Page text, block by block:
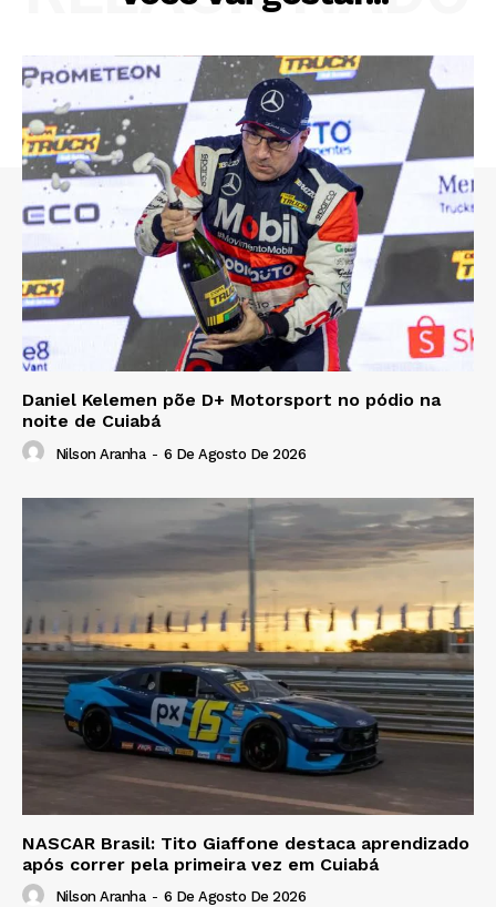
Daniel Kelemen põe D+ Motorsport no pódio na
noite de Cuiabá
Nilson Aranha - 6 De Agosto De 2026
NASCAR Brasil: Tito Giaffone destaca aprendizado
após correr pela primeira vez em Cuiabá
Nilson Aranha - 6 De Agosto De 2026